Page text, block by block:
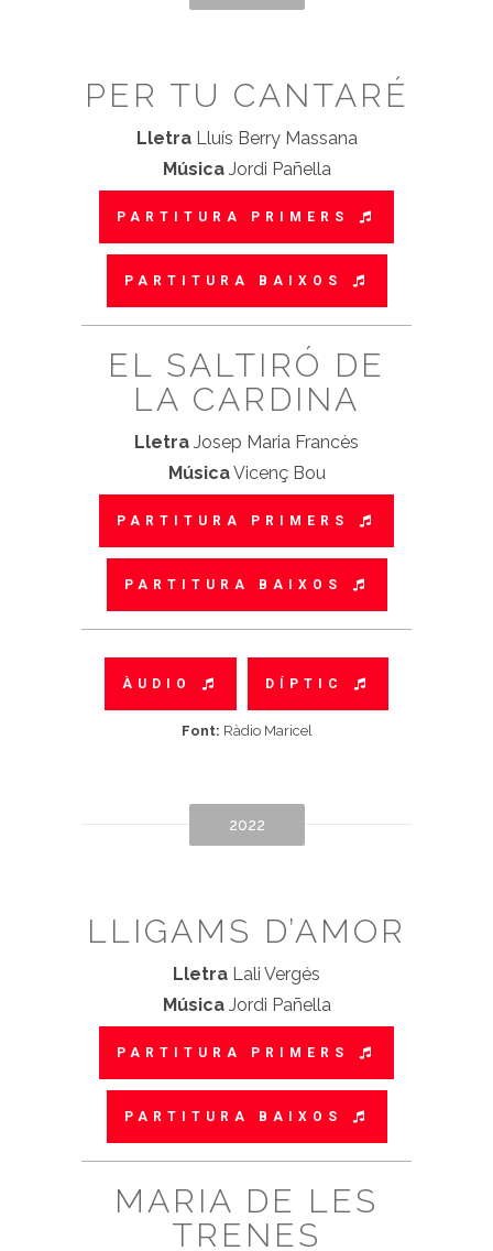
PER TU CANTARÉ
LletraLluís Berry Massana
MúsicaJordi Pañella
PARTITURA PRIMERS
PARTITURA BAIXOS
EL SALTIRÓ DE
LA CARDINA
Lletra Josep Maria Francès
MúsicaVicenç Bou
PARTITURA PRIMERS
PARTITURA BAIXOS
ÀUDIO DÍPTIC
Font: Ràdio Maricel
2022
LLIGAMS D’AMOR
Lletra Lali Vergés
MúsicaJordi Pañella
PARTITURA PRIMERS
PARTITURA BAIXOS
MARIA DE LES
TRENES